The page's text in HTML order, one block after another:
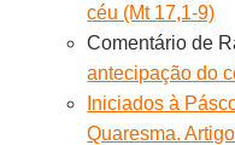
céu (Mt 17,1-9)
Comentário de
antecipação do
Iniciados à
Quaresma.